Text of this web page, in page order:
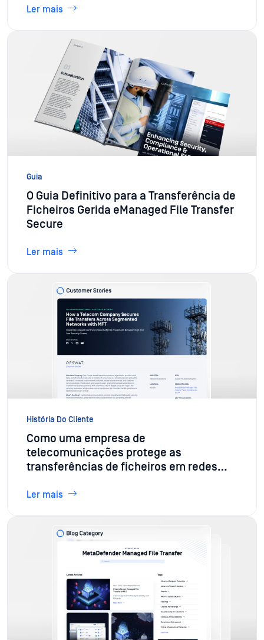
Ler mais
Guia
O Guia Definitivo para a Transferência de
Ficheiros Gerida eManaged File Transfer
Secure
Ler mais
História Do Cliente
Como uma empresa de
telecomunicações protege as
transferências de ficheiros em redes
Ler mais